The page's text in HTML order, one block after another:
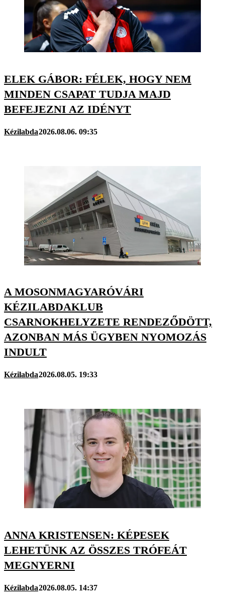
ELEK GÁBOR: FÉLEK, HOGY NEM
MINDEN CSAPAT TUDJA MAJD
BEFEJEZNI AZ IDÉNYT
Kézilabda2026.08.06. 09:35
A MOSONMAGYARÓVÁRI
KÉZILABDAKLUB
CSARNOKHELYZETE RENDEZŐDÖTT,
AZONBAN MÁS ÜGYBEN NYOMOZÁS
INDULT
Kézilabda2026.08.05. 19:33
ANNA KRISTENSEN: KÉPESEK
LEHETÜNK AZ ÖSSZES TRÓFEÁT
MEGNYERNI
Kézilabda2026.08.05. 14:37